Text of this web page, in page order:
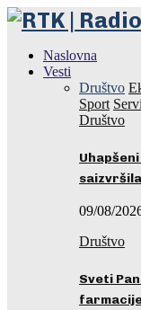
Naslovna
Vesti
Društvo
Sport
Društvo
09/08/
Društvo
Sveti